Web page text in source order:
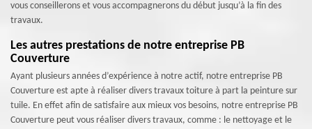
vous conseillerons et vous accompagnerons du début jusqu’à la fin des
travaux.
Les autres prestations de notre entreprise PB
Couverture
Ayant plusieurs années d’expérience à notre actif, notre entreprise PB
Couverture est apte à réaliser divers travaux toiture à part la peinture sur
tuile. En effet afin de satisfaire aux mieux vos besoins, notre entreprise PB
Couverture peut vous réaliser divers travaux, comme : le nettoyage et le